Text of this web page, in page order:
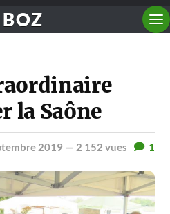
la Saône
2019 — 2 152 vues 1